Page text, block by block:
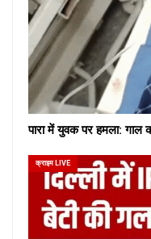
पारा में युवक पर हमला: गाल
क्राइम LIVE